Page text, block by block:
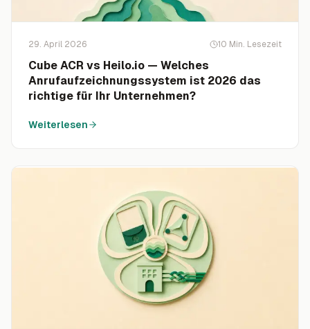
29. April 2026 10 Min. Lesezeit
Cube ACR vs Heilo.io — Welches
Anrufaufzeichnungssystem ist 2026 das
richtige für Ihr Unternehmen?
Weiterlesen